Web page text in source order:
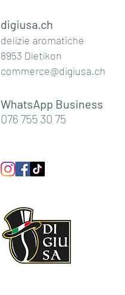
digiusa.ch
delizie aromatiche
8953 Dietikon
commerce@digiusa.ch
WhatsApp Business
076 755 30 75